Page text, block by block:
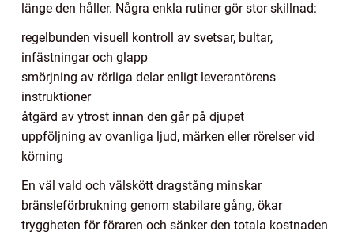
länge den håller. Några enkla rutiner gör stor skillnad:
regelbunden visuell kontroll av svetsar, bultar,
infästningar och glapp
smörjning av rörliga delar enligt leverantörens
instruktioner
åtgärd av ytrost innan den går på djupet
uppföljning av ovanliga ljud, märken eller rörelser vid
körning
En väl vald och välskött dragstång minskar
bränsleförbrukning genom stabilare gång, ökar
tryggheten för föraren och sänker den totala kostnaden